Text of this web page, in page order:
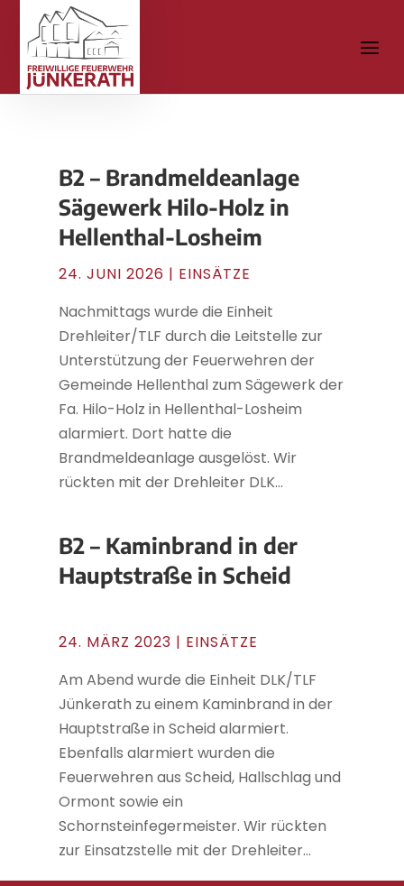
B2 – Brandmeldeanlage
Sägewerk Hilo-Holz in
Hellenthal-Losheim
24. JUNI 2026 | EINSÄTZE
Nachmittags wurde die Einheit
Drehleiter/TLF durch die Leitstelle zur
Unterstützung der Feuerwehren der
Gemeinde Hellenthal zum Sägewerk der
Fa. Hilo-Holz in Hellenthal-Losheim
alarmiert. Dort hatte die
Brandmeldeanlage ausgelöst. Wir
rückten mit der Drehleiter DLK...
B2 – Kaminbrand in der
Hauptstraße in Scheid
24. MÄRZ 2023 | EINSÄTZE
Am Abend wurde die Einheit DLK/TLF
Jünkerath zu einem Kaminbrand in der
Hauptstraße in Scheid alarmiert.
Ebenfalls alarmiert wurden die
Feuerwehren aus Scheid, Hallschlag und
Ormont sowie ein
Schornsteinfegermeister. Wir rückten
zur Einsatzstelle mit der Drehleiter...